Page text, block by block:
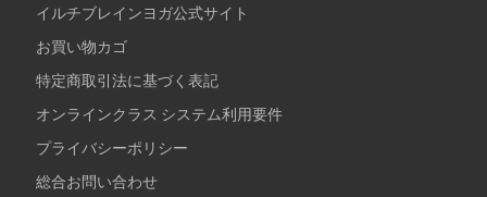
イルチブレインヨガ公式サイト
お買い物カゴ
特定商取引法に基づく表記
オンラインクラス システム利用要件
プライバシーポリシー
総合お問い合わせ